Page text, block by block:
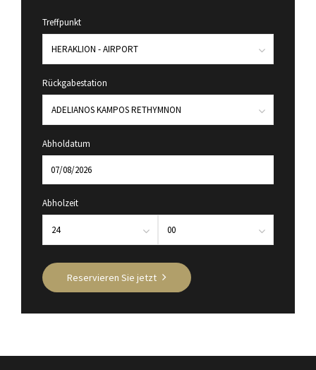
Treffpunkt
Rückgabestation
Abholdatum
Abholzeit
Reservieren Sie jetzt